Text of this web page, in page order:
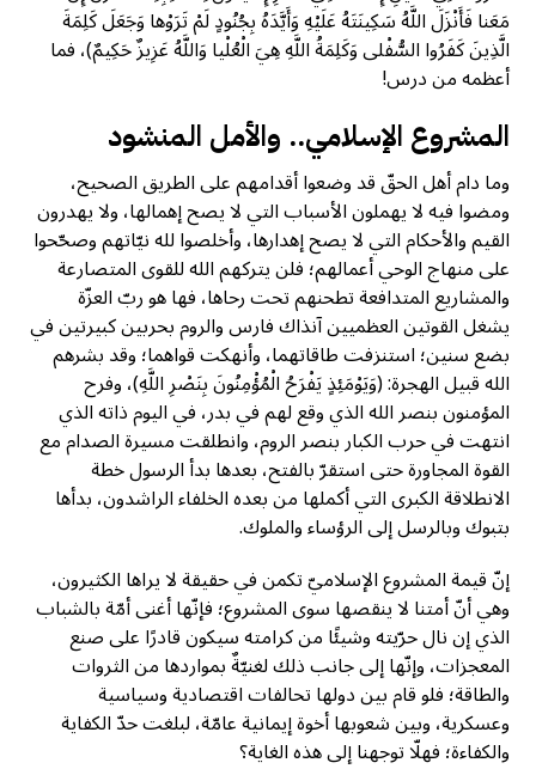
مَعَنا فَأَنْزَلَ اللَّهُ سَكِينَتَهُ عَلَيْهِ وَأَيَّدَهُ بِجُنُودٍ لَمْ تَرَوْها وَجَعَلَ كَلِمَةَ
الَّذِينَ كَفَرُوا السُّفْلى وَكَلِمَةُ اللَّهِ هِيَ الْعُلْيا وَاللَّهُ عَزِيزٌ حَكِيمٌ)، فما
أعظمه من درس!
المشروع الإسلامي.. والأمل المنشود
وما دام أهل الحقّ قد وضعوا أقدامهم على الطريق الصحيح،
ومضوا فيه لا يهملون الأسباب التي لا يصح إهمالها، ولا يهدرون
القيم والأحكام التي لا يصح إهدارها، وأخلصوا لله نيّاتهم وصحّحوا
على منهاج الوحي أعمالهم؛ فلن يتركهم الله للقوى المتصارعة
والمشاريع المتدافعة تطحنهم تحت رحاها، فها هو ربّ العزّة
يشغل القوتين العظميين آنذاك فارس والروم بحربين كبيرتين في
بضع سنين؛ استنزفت طاقاتهما، وأنهكت قواهما؛ وقد بشرهم
الله قبيل الهجرة: (‌وَيَوْمَئِذٍ ‌يَفْرَحُ الْمُؤْمِنُونَ بِنَصْرِ اللَّهِ)، وفرح
المؤمنون بنصر الله الذي وقع لهم في بدر، في اليوم ذاته الذي
انتهت في حرب الكبار بنصر الروم، وانطلقت مسيرة الصدام مع
القوة المجاورة حتى استقرّ بالفتح، بعدها بدأ الرسول خطة
الانطلاقة الكبرى التي أكملها من بعده الخلفاء الراشدون، بدأها
بتبوك وبالرسل إلى الرؤساء والملوك.
إنّ قيمة المشروع الإسلاميّ تكمن في حقيقة لا يراها الكثيرون،
وهي أنّ أمتنا لا ينقصها سوى المشروع؛ فإنّها أغنى أمّة بالشباب
الذي إن نال حرّيته وشيئًا من كرامته سيكون قادرًا على صنع
المعجزات، وإنّها إلى جانب ذلك لغنيّةٌ بمواردها من الثروات
والطاقة؛ فلو قام بين دولها تحالفات اقتصادية وسياسية
وعسكرية، وبين شعوبها أخوة إيمانية عامّة، لبلغت حدّ الكفاية
والكفاءة؛ فهلّا توجهنا إلى هذه الغاية؟